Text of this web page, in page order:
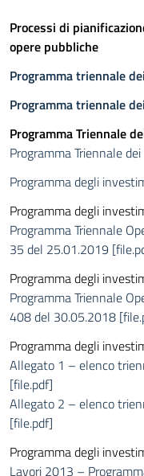
Processi di
opere pubbliche
Programma triennale
Programma triennale
Programma Triennale
Programma Triennale
Programma degli
Programma degli
Programma Triennale
35 del 25.01.2019
Programma degli
Programma Triennale
408 del 30.05.2018
Programma degli
Allegato 1 – elenco
[file.pdf]
Allegato 2 – elenco
[file.pdf]
Programma degli
Lavori 2013 –